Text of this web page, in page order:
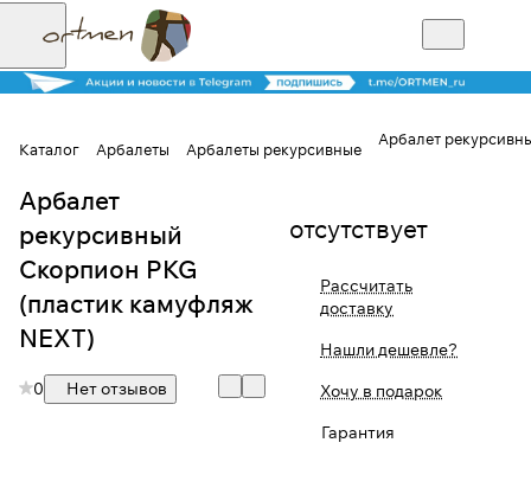
Каталог Арбалеты Арбалеты рекурсивные
Арбалет
Арбалет
рекурсивный
Скорпион PKG
(пластик камуфляж
NEXT)
0 Нет отзывов
отсутствует
Рассчитать
доставку
Нашли дешевле?
Хочу в подарок
Гарантия
Для клиентов всех банков
Разбейте
оплату на части
Сегодня
25%